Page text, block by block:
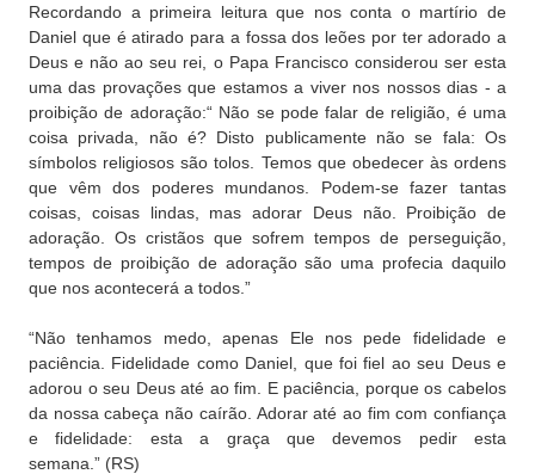
Recordando a primeira leitura que nos conta o martírio de
Daniel que é atirado para a fossa dos leões por ter adorado a
Deus e não ao seu rei, o Papa Francisco considerou ser esta
uma das provações que estamos a viver nos nossos dias - a
proibição de adoração:“ Não se pode falar de religião, é uma
coisa privada, não é? Disto publicamente não se fala: Os
símbolos religiosos são tolos. Temos que obedecer às ordens
que vêm dos poderes mundanos. Podem-se fazer tantas
coisas, coisas lindas, mas adorar Deus não. Proibição de
adoração. Os cristãos que sofrem tempos de perseguição,
tempos de proibição de adoração são uma profecia daquilo
que nos acontecerá a todos.”
“Não tenhamos medo, apenas Ele nos pede fidelidade e
paciência. Fidelidade como Daniel, que foi fiel ao seu Deus e
adorou o seu Deus até ao fim. E paciência, porque os cabelos
da nossa cabeça não caírão. Adorar até ao fim com confiança
e fidelidade: esta a graça que devemos pedir esta
semana.” (RS)